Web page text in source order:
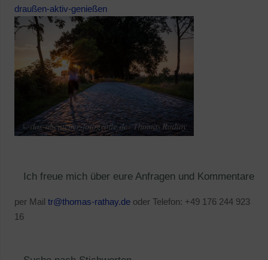
draußen-aktiv-genießen
Ich freue mich über eure Anfragen und Kommentare
per Mail tr@thomas-rathay.deoder Telefon: +49 176 244 923
16